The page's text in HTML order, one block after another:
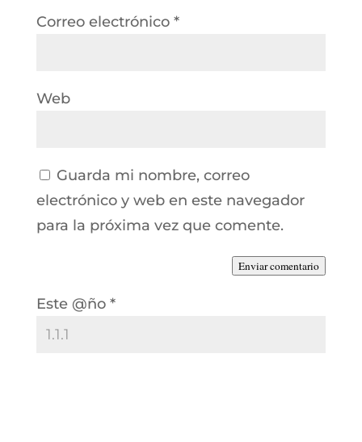
Correo electrónico *
Web
Guarda mi nombre, correo
electrónico y web en este navegador
para la próxima vez que comente.
Enviar comentario
Este @ño *